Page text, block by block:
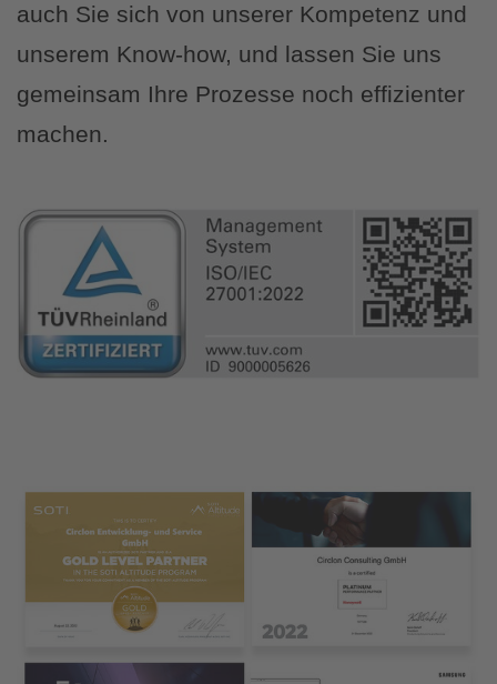
auch Sie sich von unserer Kompetenz und
unserem Know-how, und lassen Sie uns
gemeinsam Ihre Prozesse noch effizienter
machen.